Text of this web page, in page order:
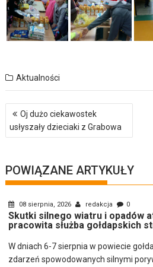
Aktualności
Nawigacja
wpisu
Oj dużo ciekawostek
usłyszały dzieciaki z Grabowa
POWIĄZANE ARTYKUŁY
08 sierpnia, 2026 redakcja 0
Skutki silnego wiatru i opadów
pracowita służba gołdapskich
W dniach 6-7 sierpnia w powiecie
zdarzeń spowodowanych silnymi